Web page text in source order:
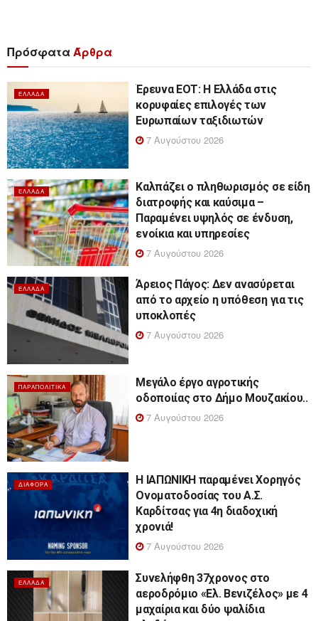
ΠρόσφαταΆρθρα
ΕΛΛΆΔΑ
Έρευνα ΕΟΤ: Η Ελλάδα στις
κορυφαίες επιλογές των
Ευρωπαίων ταξιδιωτών
7 Αυγούστου 2026
ΕΛΛΆΔΑ
Καλπάζει ο πληθωρισμός σε είδη
διατροφής και καύσιμα –
Παραμένει υψηλός σε ένδυση,
ενοίκια και υπηρεσίες
7 Αυγούστου 2026
ΕΛΛΆΔΑ
Άρειος Πάγος: Δεν ανασύρεται
από το αρχείο η υπόθεση για τις
υποκλοπές
7 Αυγούστου 2026
ΠΑΡΑΠΟΛΙΤΙΚΆ
Μεγάλο έργο αγροτικής
οδοποιίας στο Δήμο Μουζακίου..
7 Αυγούστου 2026
ΔΙΆΦΟΡΑ
Η ΙΑΠΩΝΙΚΗ παραμένει Χορηγός
Ονοματοδοσίας του Α.Σ.
Καρδίτσας για 4η διαδοχική
χρονιά!
7 Αυγούστου 2026
ΕΛΛΆΔΑ
Συνελήφθη 37χρονος στο
αεροδρόμιο «Ελ. Βενιζέλος» με 4
μαχαίρια και δύο ψαλίδια